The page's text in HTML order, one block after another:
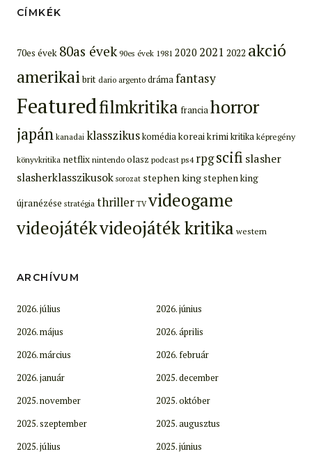
CÍMKÉK
70es évek 80as évek 90es évek 1981 2020 2021 2022 akció
amerikaibrit dario argento drámafantasy
Featuredfilmkritika franciahorror
japán kanadai klasszikuskomédiakoreaikrimikritikaképregény
könyvkritika netflix nintendo olasz podcast ps4 rpgscifi slasher
slasherklasszikusok sorozat stephen kingstephen king
újranézése stratégia thriller TV videogame
videojátékvideojáték kritika western
ARCHÍVUM
2026. július
2026. június
2026. május
2026. április
2026. március
2026. február
2026. január
2025. december
2025. november
2025. október
2025. szeptember
2025. augusztus
2025. július
2025. június